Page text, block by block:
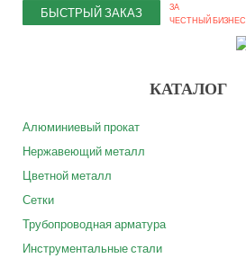
БЫСТРЫЙ ЗАКАЗ
ЗА
ЧЕСТНЫЙ БИЗНЕС
КАТАЛОГ
Алюминиевый прокат
Нержавеющий металл
Цветной металл
Сетки
Трубопроводная арматура
Инструментальные стали